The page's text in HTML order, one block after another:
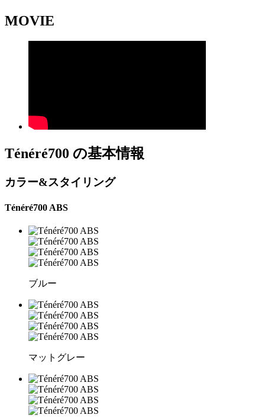
MOVIE
Ténéré700 の基本情報
カラー&スタイリング
Ténéré700 ABS
ブルー
マットグレー